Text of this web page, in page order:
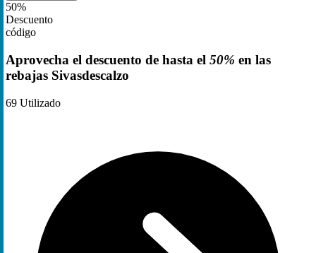
50%
Descuento
código
Aprovecha el descuento de hasta el 50% en las
rebajas Sivasdescalzo
69 Utilizado